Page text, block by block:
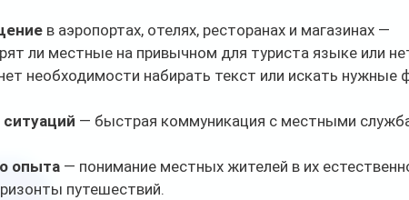
в аэропортах, отелях, ресторанах и магазинах —
ли местные на привычном для туриста языке или
необходимости набирать текст или искать нужные
— быстрая коммуникация с местными
опыта — понимание местных жителей в их
путешествий.